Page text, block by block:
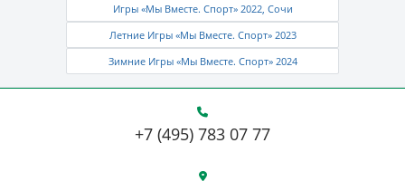
Игры «Мы Вместе. Спорт» 2022, Сочи
Летние Игры «Мы Вместе. Спорт» 2023
Зимние Игры «Мы Вместе. Спорт» 2024
+7 (495) 783 07 77